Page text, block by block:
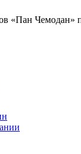
«Пан Чемодан»